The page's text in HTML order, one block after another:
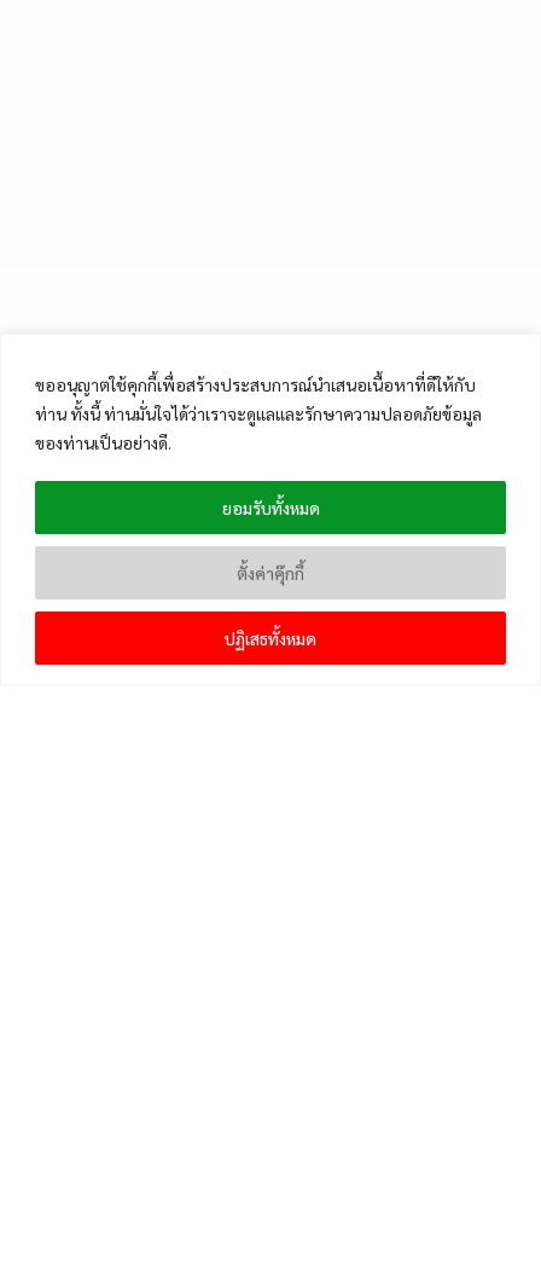
ขออนุญาตใช้คุกกี้เพื่อสร้างประสบการณ์นำเสนอเนื้อหาที่ดีให้กับ
ท่าน ทั้งนี้ ท่านมั่นใจได้ว่าเราจะดูแลและรักษาความปลอดภัยข้อมูล
ของท่านเป็นอย่างดี.
ตั้งค่าคุ๊กกี้
ปฏิเสธทั้งหมด
ยอมรับทั้งหมด